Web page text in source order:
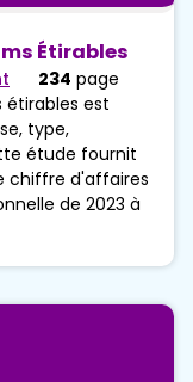
Étirables
234 page
étirables est
type,
étude fournit
chiffre d'affaires
de 2023 à